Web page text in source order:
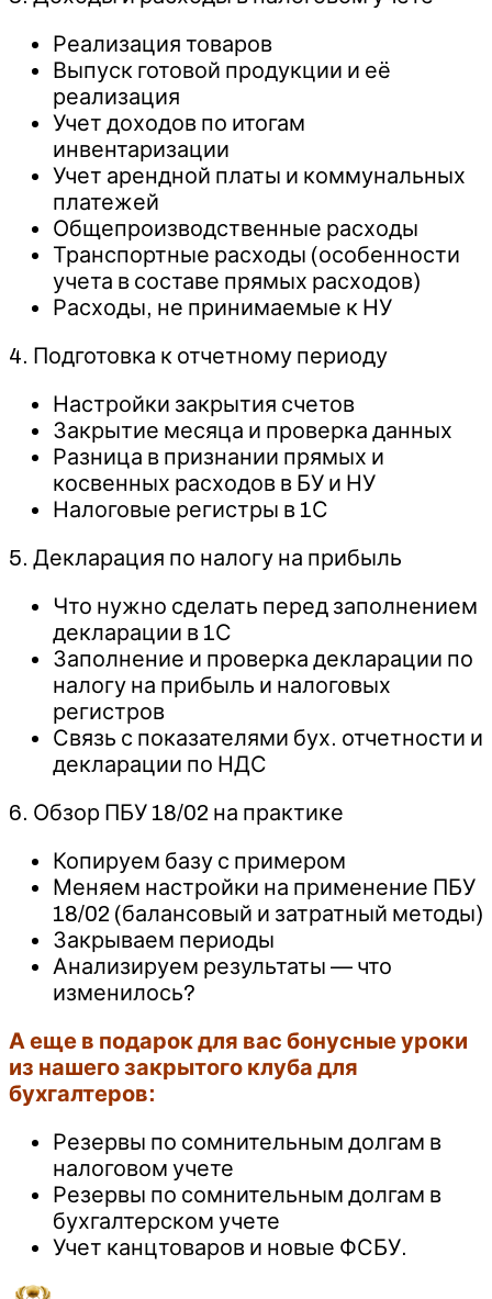
Реализация товаров
Выпуск готовой продукции и её
реализация
Учет доходов по итогам
инвентаризации
Учет арендной платы и коммунальных
платежей
Общепроизводственные расходы
Транспортные расходы (особенности
учета в составе прямых расходов)
Расходы, не принимаемые к НУ
4. Подготовка к отчетному периоду
Настройки закрытия счетов
Закрытие месяца и проверка данных
Разница в признании прямых и
косвенных расходов в БУ и НУ
Налоговые регистры в 1С
5. Декларация по налогу на прибыль
Что нужно сделать перед заполнением
декларации в 1С
Заполнение и проверка декларации по
налогу на прибыль и налоговых
регистров
Связь с показателями бух. отчетности и
декларации по НДС
6. Обзор ПБУ 18/02 на практике
Копируем базу с примером
Меняем настройки на применение ПБУ
18/02 (балансовый и затратный методы)
Закрываем периоды
Анализируем результаты — что
изменилось?
А еще в подарок для вас бонусные уроки
из нашего закрытого клуба для
бухгалтеров:
Резервы по сомнительным долгам в
налоговом учете
Резервы по сомнительным долгам в
бухгалтерском учете
Учет канцтоваров и новые ФСБУ.